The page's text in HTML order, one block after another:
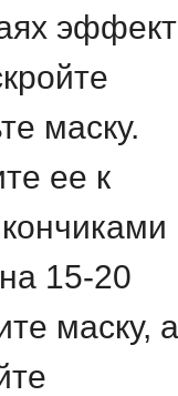
эффект
маску.
ее к
15-20
маску, а